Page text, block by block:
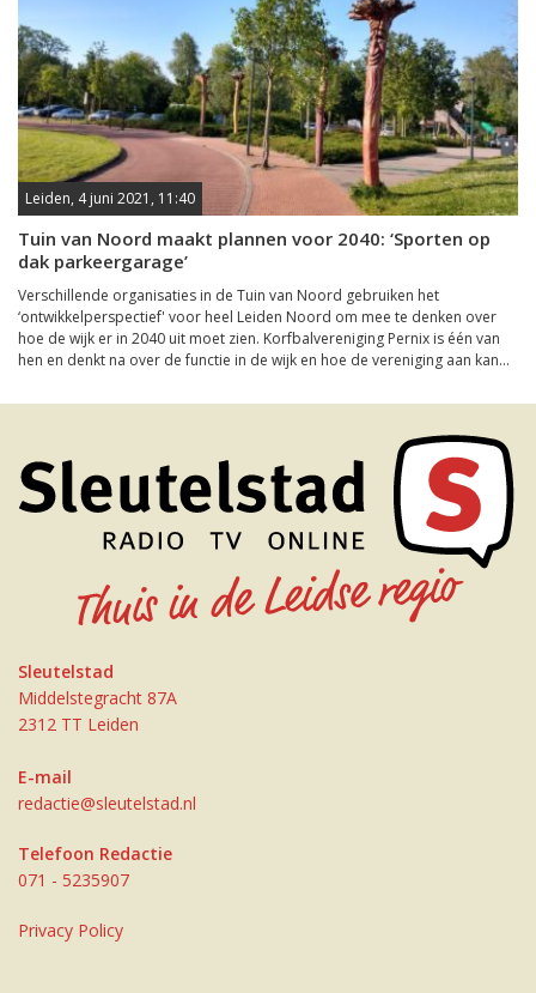
Leiden, 4 juni 2021, 11:40
Tuin van Noord maakt plannen voor 2040: ‘Sporten op
dak parkeergarage’
Verschillende organisaties in de Tuin van Noord gebruiken het
‘ontwikkelperspectief' voor heel Leiden Noord om mee te denken over
hoe de wijk er in 2040 uit moet zien. Korfbalvereniging Pernix is één van
hen en denkt na over de functie in de wijk en hoe de vereniging aan kan...
Sleutelstad
Middelstegracht 87A
2312 TT Leiden
E-mail
redactie@sleutelstad.nl
Telefoon Redactie
071 - 5235907
Privacy Policy